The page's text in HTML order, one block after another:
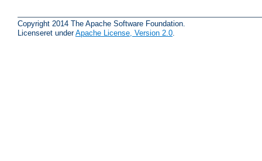
Copyright 2014 The Apache Software Foundation.
Licenseret underApache License, Version 2.0